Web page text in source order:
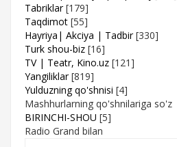
Tabriklar [179]
Taqdimot [55]
Hayriya| Akciya | Tadbir [330]
Turk shou-biz [16]
TV | Teatr, Kino.uz [121]
Yangiliklar [819]
Yulduzning qo'shnisi [4]
Mashhurlarning qo'shnilariga so'z
BIRINCHI-SHOU [5]
Radio Grand bilan